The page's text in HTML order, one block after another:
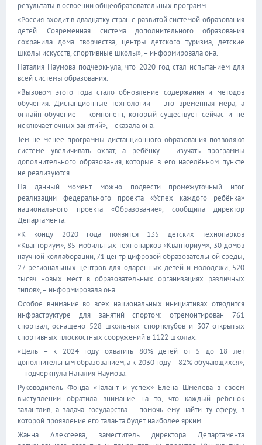
результаты в освоении общеобразовательных программ.
«Россия входит в двадцатку стран с развитой системой образования
детей. Современная система дополнительного образования
сохранила дома творчества, центры детского туризма, детские
школы искусств, спортивные школы», – информировала она.
Наталия Наумова подчеркнула, что 2020 год стал испытанием для
всей системы образования.
«Вызовом этого года стало обновление содержания и методов
обучения. Дистанционные технологии – это временная мера, а
онлайн-обучение – компонент, который существует сейчас и не
исключает очных занятий», – сказала она.
Тем не менее программы дистанционного образования позволяют
системе увеличивать охват, а ребёнку – изучать программы
дополнительного образования, которые в его населённом пункте
не реализуются.
На данный момент можно подвести промежуточный итог
реализации федерального проекта «Успех каждого ребёнка»
национального проекта «Образование», сообщила директор
Департамента.
«К концу 2020 года появится 135 детских технопарков
«Кванториум», 85 мобильных технопарков «Кванториум», 30 домов
научной коллаборации, 71 центр цифровой образовательной среды,
27 региональных центров для одарённых детей и молодёжи, 520
тысяч новых мест в образовательных организациях различных
типов», – информировала она.
Особое внимание во всех национальных инициативах отводится
инфраструктуре для занятий спортом: отремонтирован 761
спортзал, оснащено 528 школьных спортклубов и 307 открытых
спортивных плоскостных сооружений в 1122 школах.
«Цель – к 2024 году охватить 80% детей от 5 до 18 лет
дополнительным образованием, а к 2030 году – 82% обучающихся»,
– подчеркнула Наталия Наумова.
Руководитель Фонда «Талант и успех» Елена Шмелева в своём
выступлении обратила внимание на то, что каждый ребёнок
талантлив, а задача государства – помочь ему найти ту сферу, в
которой проявление его таланта будет наиболее ярким.
Жанна Алексеева, заместитель директора Департамента